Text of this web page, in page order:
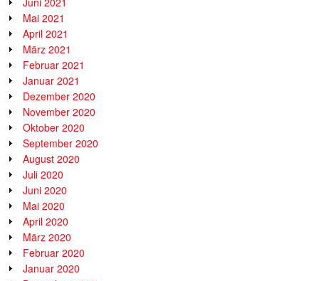
Mai 2021
April 2021
März 2021
Februar 2021
Januar 2021
Dezember 2020
November 2020
Oktober 2020
September 2020
August 2020
Juli 2020
Juni 2020
Mai 2020
April 2020
März 2020
Februar 2020
Januar 2020